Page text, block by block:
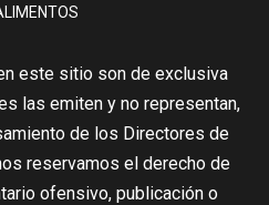
este sitio son de exclusiva
las emiten y no representan,
de los Directores de
reservamos el derecho de
ofensivo, publicación o